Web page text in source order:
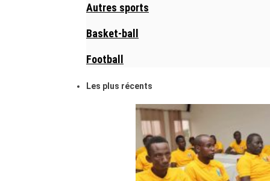
Autres sports
Basket-ball
Football
Les plus récents